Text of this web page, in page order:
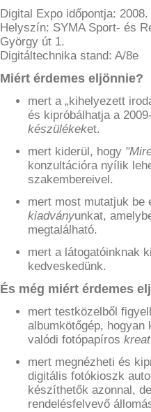
Digital Expo időpontja:
Helyszín: SYMA Sport- és
György út 1.
Digitáltechnika stand: A/8e
Miért érdemes eljönnie?
mert a „kihelyezett
és kipróbálhatja a
készülékeket.
mert kiderül, hogy
konzultációra nyílik
szakembereivel.
mert most mutatjuk
kiadványunkat,
megtalálható.
mert a látogatóinknak
kedveskedünk.
És még miért érdemes
mert testközelből
albumkötőgép,
valódi fotópapíros
mert megnézheti és
digitális fotókioszk
készíthetők azonnal,
rendelésfelvevő